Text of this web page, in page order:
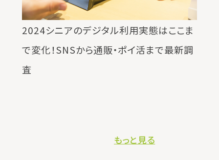
2024シニアのデジタル利用実態はここま
で変化！SNSから通販・ポイ活まで最新調
査
もっと見る